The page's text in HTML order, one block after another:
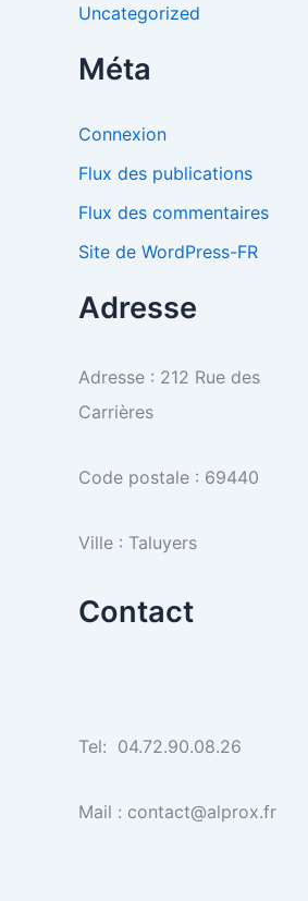
Uncategorized
Méta
Connexion
Flux des publications
Flux des commentaires
Site de WordPress-FR
Adresse
Adresse : 212 Rue des
Carrières
Code postale : 69440
Ville : Taluyers
Contact
Tel: 04.72.90.08.26
Mail : contact@alprox.fr